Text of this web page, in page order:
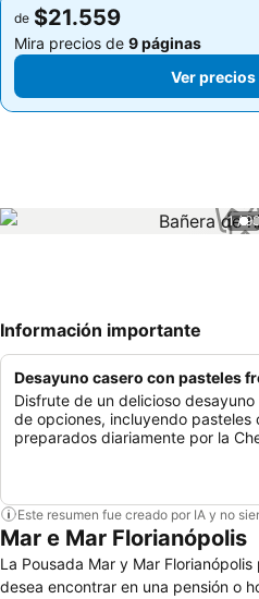
de $21.559
Mira precios de 9 páginas
Ver
de $21.559
Mira precios de 9 páginas
Ver precios
1 / 98
Información importante
Desayuno casero con pasteles
Disfrute de un delicioso
de opciones, incluyendo pasteles
preparados diariamente por la
Este resumen fue creado por IA y no
Mar e Mar Florianópolis
La Pousada Mar y Mar
desea encontrar en una pensión o